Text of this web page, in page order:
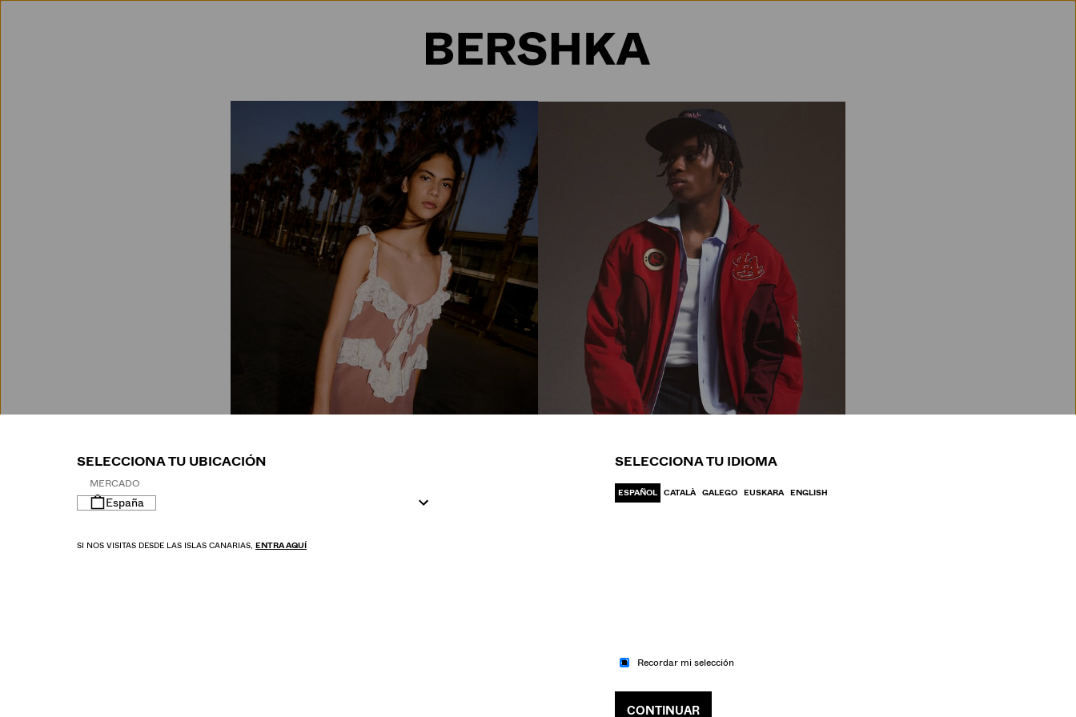
Selección de país
HOMBRE
SELECCIONA TU UBICACIÓN
MERCADO
España
SI NOS VISITAS DESDE LAS ISLAS CANARIAS, ENTRA AQUÍ
SELECCIONA TU IDIOMA
ESPAÑOL CATALÀ GALEGO EUSKARA ENGLISH
Recordar mi selección
CONTINUAR